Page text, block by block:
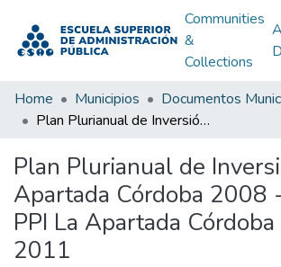
Communities
&
Collections
Home Municipios
Documentos
Plan Plurianual de Inversión La Apartada Córdoba 2008 - 2011: PPI La Apartada Córdoba 2008 - 2011
Plan Plurianual de
Apartada Córdoba 2008
PPI La Apartada
2011